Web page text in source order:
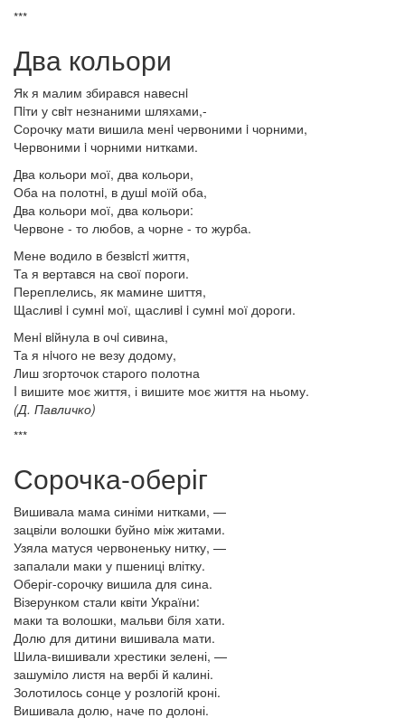
***
Два кольори
Як я малим збирався навеснi
Пiти у свiт незнаними шляхами,-
Сорочку мати вишила менi червоними i чорними,
Червоними i чорними нитками.
Два кольори мої, два кольори,
Оба на полотнi, в душi моїй оба,
Два кольори мої, два кольори:
Червоне - то любов, а чорне - то журба.
Мене водило в безвiстi життя,
Та я вертався на свої пороги.
Переплелись, як мамине шиття,
Щасливi i сумнi мої, щасливi i сумнi мої дороги.
Менi вiйнула в очi сивина,
Та я нiчого не везу додому,
Лиш згорточок старого полотна
I вишите моє життя, і вишите моє життя на ньому.
(Д. Павличко)
***
Сорочка-оберіг
Вишивала мама синіми нитками, —
зацвіли волошки буйно між житами.
Узяла матуся червоненьку нитку, —
запалали маки у пшениці влітку.
Оберіг-сорочку вишила для сина.
Візерунком стали квіти України:
маки та волошки, мальви біля хати.
Долю для дитини вишивала мати.
Шила-вишивали хрестики зелені, —
зашуміло листя на вербі й калині.
Золотилось сонце у розлогій кроні.
Вишивала долю, наче по долоні.